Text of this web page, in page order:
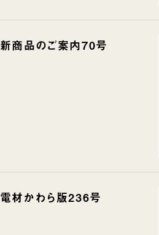
新商品のご案内70号
電材かわら版236号